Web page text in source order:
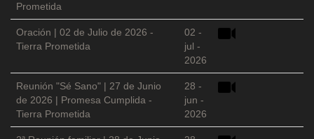
Prometida
Oración | 02 de Julio de 2026 -
Tierra Prometida
02 -
jul -
2026
Reunión "Sé Sano" | 27 de Junio
de 2026 | Promesa Cumplida -
Tierra Prometida
28 -
jun -
2026